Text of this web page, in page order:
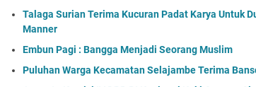
Talaga Surian Terima Kucuran Padat Karya Untuk
Manner
Embun Pagi : Bangga Menjadi Seorang Muslim
Puluhan Warga Kecamatan Selajambe Terima